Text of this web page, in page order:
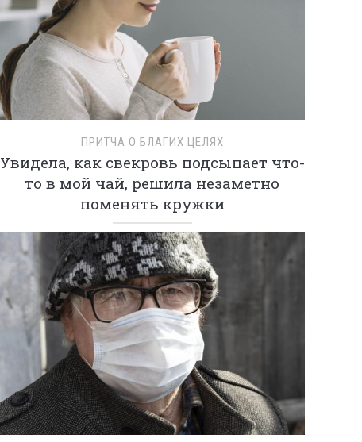
ПРИТЧА О БЛАГИХ ЦЕЛЯХ
Увидела, как свекровь подсыпает что-
то в мой чай, решила незаметно
поменять кружки